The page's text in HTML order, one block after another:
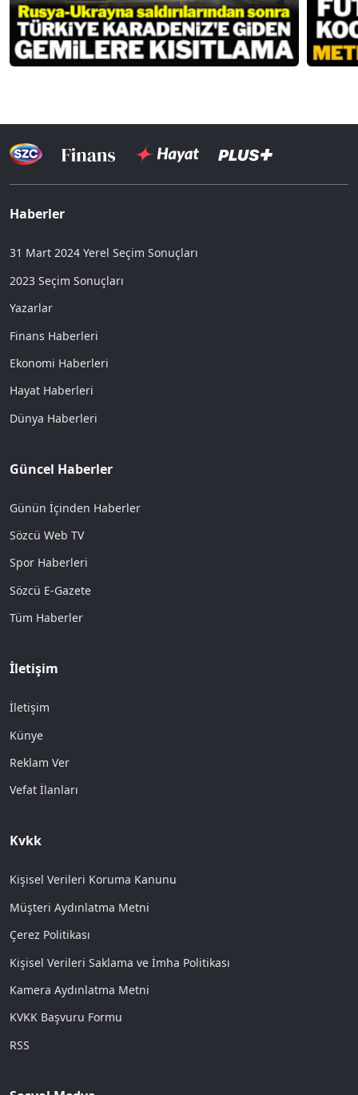
Haberler
31 Mart 2024 Yerel Seçim Sonuçları
2023 Seçim Sonuçları
Yazarlar
Finans Haberleri
Ekonomi Haberleri
Hayat Haberleri
Dünya Haberleri
Güncel Haberler
Günün İçinden Haberler
Sözcü Web TV
Spor Haberleri
Sözcü E-Gazete
Tüm Haberler
İletişim
İletişim
Künye
Reklam Ver
Vefat İlanları
Kvkk
Kişisel Verileri Koruma Kanunu
Müşteri Aydınlatma Metni
Çerez Politikası
Kişisel Verileri Saklama ve İmha Politikası
Kamera Aydınlatma Metni
KVKK Başvuru Formu
RSS